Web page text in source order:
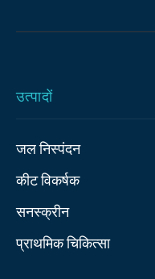
उत्पादों
जल निस्पंदन
कीट विकर्षक
सनस्क्रीन
प्राथमिक चिकित्‍सा